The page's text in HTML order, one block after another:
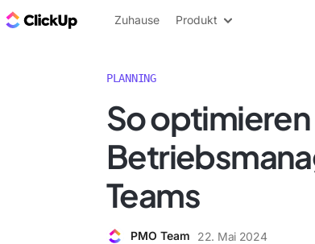
ClickUp Blog
Zuhause Produkt
PLANNING
So optimieren
Teams
PMO Team 22. Mai 2024